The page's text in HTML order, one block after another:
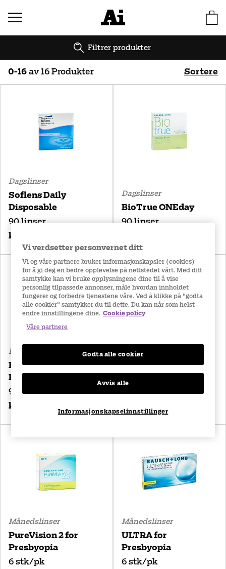
Filtrer produkter
0-16 av 16 Produkter Sortere
Navn (Å-A) Pris (lavt til høyt)
Dagslinser
Soflens Daily
Disposable
90 linser
kr 387
Dagslinser
BioTrue ONEday
90 linser
Dagslinser
Biotrue ONEday for
Presbyopia
90 linser
kr 779
Dagslinser
Biotrue ONEday for
30 linser
Månedslinser
PureVision 2 for
Presbyopia
6 stk/pk
Månedslinser
ULTRA for
Presbyopia
6 stk/pk
Vi verdsetter personvernet ditt
Vi og våre partnere bruker informasjonskapsler (cookies)
for å gi deg en bedre opplevelse på nettstedet vårt. Med ditt
samtykke kan vi bruke opplysningene dine til å vise
personlig tilpassede annonser, måle hvordan innholdet
fungerer og forbedre tjenestene våre. Ved å klikke på "godta
alle cookier" samtykker du til dette. Du kan når som helst
endre innstillingene dine. Cookie policy
Våre partnere
Informasjonskapselinnstillinger
Avvis alle
Godta alle cookier